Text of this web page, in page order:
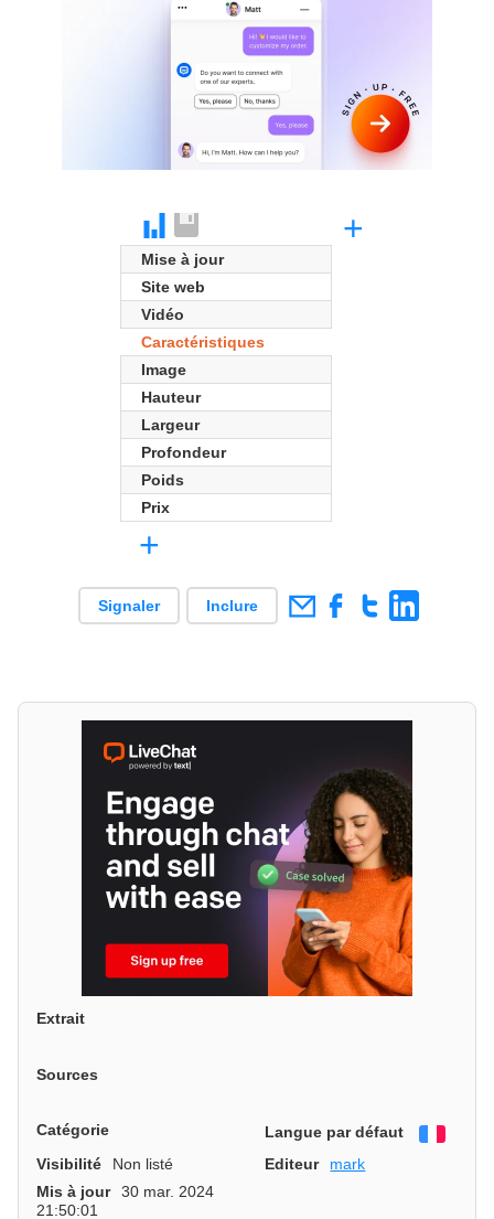
Mise à jour
Site web
Vidéo
Caractéristiques
Image
Hauteur
Largeur
Profondeur
Poids
Prix
+
+
Signaler Inclure
Extrait
Sources
Catégorie Langue par défaut
Visibilité
Non listé Editeur
mark
Mis à jour
30 mar. 2024
21:50:01